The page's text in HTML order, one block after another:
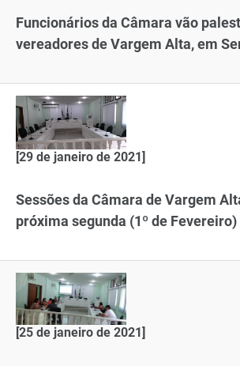
Funcionários da Câmara vão
vereadores de Vargem Alta, em
[29 de janeiro de 2021]
Sessões da Câmara de Vargem
próxima segunda (1º de Fevereiro)
[25 de janeiro de 2021]